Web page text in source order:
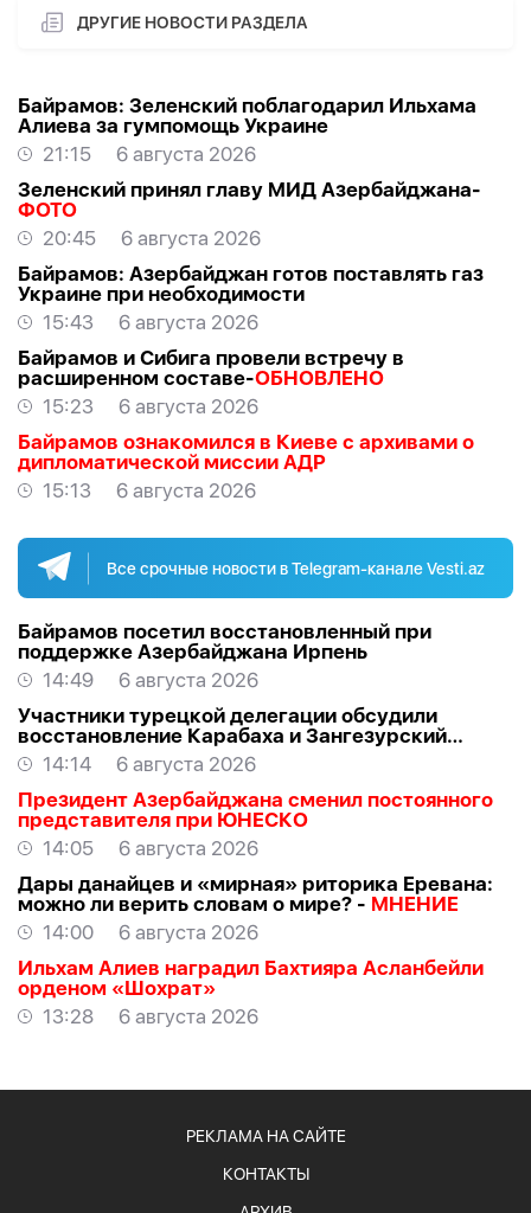
ДРУГИЕ НОВОСТИ РАЗДЕЛА
Байрамов: Зеленский поблагодарил Ильхама
Алиева за гумпомощь Украине
21:15
6 августа 2026
Зеленский принял главу МИД Азербайджана-
ФОТО
20:45
6 августа 2026
Байрамов: Азербайджан готов поставлять газ
Украине при необходимости
15:43
6 августа 2026
Байрамов и Сибига провели встречу в
расширенном составе-ОБНОВЛЕНО
15:23
6 августа 2026
Байрамов ознакомился в Киеве с архивами о
дипломатической миссии АДР
15:13
6 августа 2026
Все срочные новости в Telegram-канале Vesti.az
Байрамов посетил восстановленный при
поддержке Азербайджана Ирпень
14:49
6 августа 2026
Участники турецкой делегации обсудили
восстановление Карабаха и Зангезурский
коридор
14:14
6 августа 2026
Президент Азербайджана сменил постоянного
представителя при ЮНЕСКО
14:05
6 августа 2026
Дары данайцев и «мирная» риторика Еревана:
можно ли верить словам о мире? - МНЕНИЕ
14:00
6 августа 2026
Ильхам Алиев наградил Бахтияра Асланбейли
орденом «Шохрат»
13:28
6 августа 2026
РЕКЛАМА НА САЙТЕ
КОНТАКТЫ